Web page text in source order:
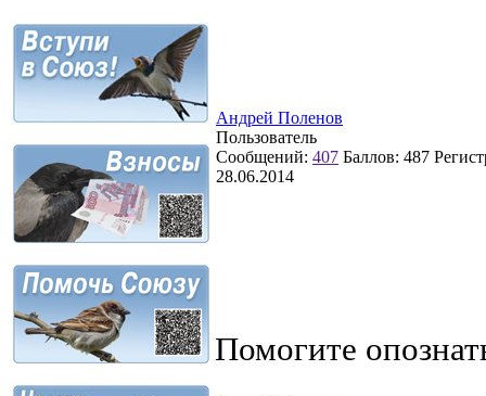
Андрей Поленов
Пользователь
Сообщений: 407 Баллов: 487
28.06.2014
Помогите